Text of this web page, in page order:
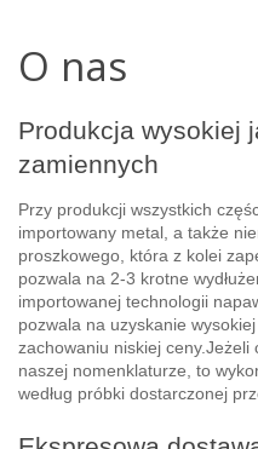
O nas
Produkcja wysokiej
zamiennych
Przy produkcji wszystkich
importowany metal, a także
proszkowego, która z kolei
pozwala na 2-3 krotne
importowanej technologii
pozwala na uzyskanie
zachowaniu niskiej
naszej nomenklaturze, to
według próbki dostarczonej